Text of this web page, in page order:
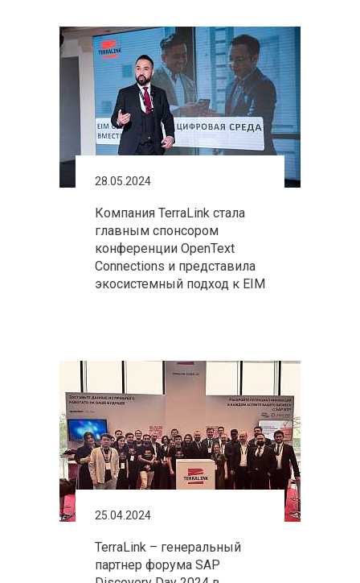
28.05.2024
Компания TerraLink стала
главным спонсором
конференции OpenText
Connections и представила
экосистемный подход к EIM
25.04.2024
TerraLink – генеральный
партнер форума SAP